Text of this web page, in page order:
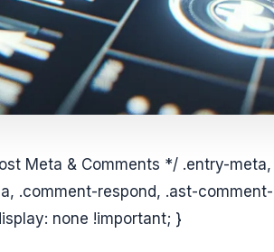
Meta & Comments */ .entry-
.comment-respond, .ast-
none !important; }